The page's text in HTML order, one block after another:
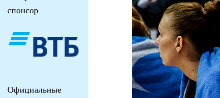
спонсор
Официальные